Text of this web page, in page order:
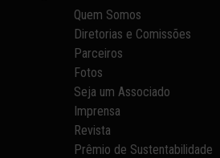
Quem Somos
Diretorias e Comissões
Parceiros
Fotos
Seja um Associado
Imprensa
Revista
Prêmio de Sustentabilidade